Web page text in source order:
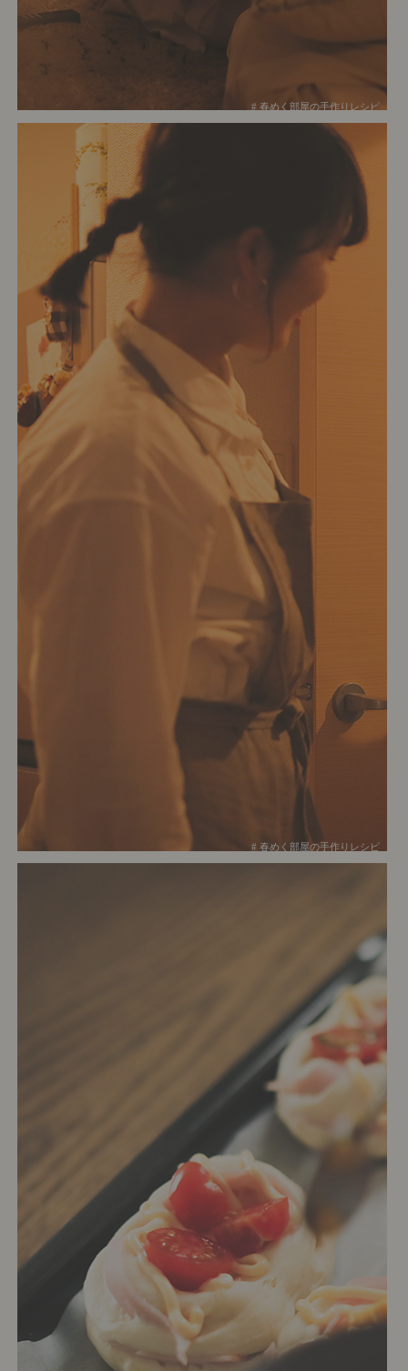
# 春めく部屋の手作りレシピ
# 春めく部屋の手作りレシピ